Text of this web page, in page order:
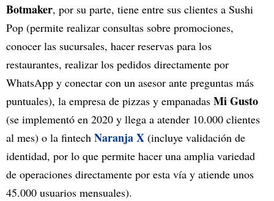
Botmaker, por su parte, tiene entre sus clientes a Sushi
Pop (permite realizar consultas sobre promociones,
conocer las sucursales, hacer reservas para los
restaurantes, realizar los pedidos directamente por
WhatsApp y conectar con un asesor ante preguntas más
puntuales), la empresa de pizzas y empanadas Mi Gusto
(se implementó en 2020 y llega a atender 10.000 clientes
al mes) o la fintech Naranja X (incluye validación de
identidad, por lo que permite hacer una amplia variedad
de operaciones directamente por esta vía y atiende unos
45.000 usuarios mensuales).